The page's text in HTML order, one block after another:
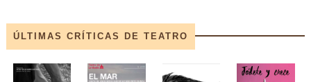
ÚLTIMAS CRÍTICAS DE TEATRO